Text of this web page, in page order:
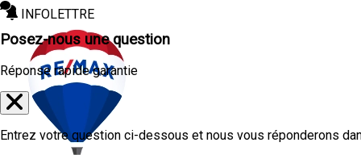
INFOLETTRE
Posez-nous une question
Réponse rapide garantie
Entrez votre question ci-dessous et nous vous réponderons